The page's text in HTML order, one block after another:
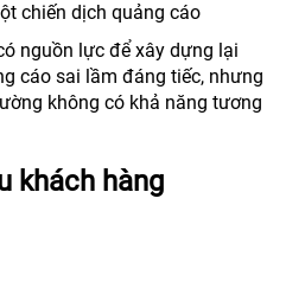
chiến dịch quảng cáo
nguồn lực để xây dựng lại
cáo sai lầm đáng tiếc, nhưng
không có khả năng tương
khách hàng